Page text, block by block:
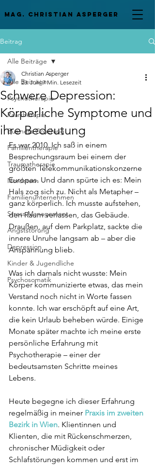
mag. Christian asperger
Beitrag
Alle Beiträge
Psychotherapie
Paartherapie
Business Coaching
Familientherapie
Traumatherapie
Nordstern
Familienunternehmen
Stress Management
Angststörung
Depression
Kinder & Jugendliche
Psychosomatik
Alle Beiträge
Schwere Depression:
Körperliche Symptome und
ihre Bedeutung
Christian Asperger
23. Juni 7 Min. Lesezeit
Es war 2010. Ich saß in einem
Besprechungsraum bei einem der
größten Telekommunikationskonzerne
Europas. Und dann spürte ich es: Mein
Hals zog sich zu. Nicht als Metapher –
ganz körperlich. Ich musste aufstehen,
den Raum verlassen, das Gebäude.
Draußen, auf dem Parkplatz, sackte die
innere Unruhe langsam ab – aber die
Anspannung blieb.
Was ich damals nicht wusste: Mein
Körper kommunizierte etwas, das mein
Verstand noch nicht in Worte fassen
konnte. Ich war erschöpft auf eine Art,
die kein Urlaub beheben würde. Einige
Monate später machte ich meine erste
persönliche Erfahrung mit
Psychotherapie – einer der
bedeutsamsten Schritte meines
Lebens.
Heute begegne ich dieser Erfahrung
regelmäßig in meiner Praxis im zweiten
Bezirk in Wien. Klientinnen und
Klienten, die mit Rückenschmerzen,
chronischer Müdigkeit oder
Schlafstörungen kommen und erst im